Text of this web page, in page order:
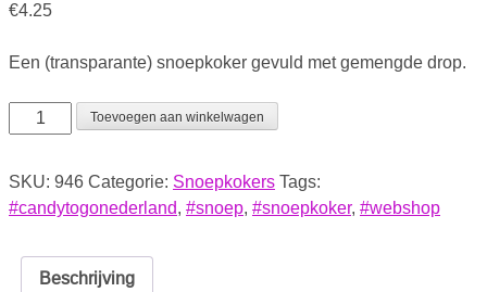
€4.25
Een (transparante) snoepkoker gevuld met gemengde drop.
Toevoegen aan winkelwagen
SKU: 946 Categorie: Snoepkokers Tags:
#candytogonederland, #snoep, #snoepkoker, #webshop
Beschrijving